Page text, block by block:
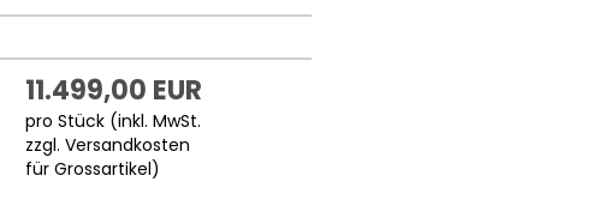
11.499,00 EUR
pro Stück (inkl. MwSt.
zzgl.Versandkosten
für Grossartikel)